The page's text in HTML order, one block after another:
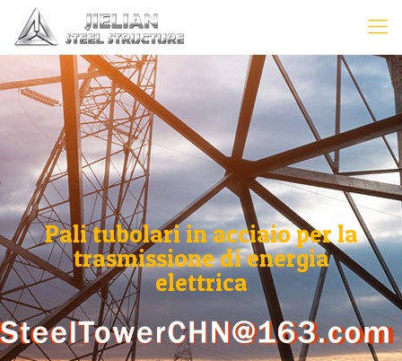
Pali tubolari in acciaio per la
trasmissione di energia
elettrica